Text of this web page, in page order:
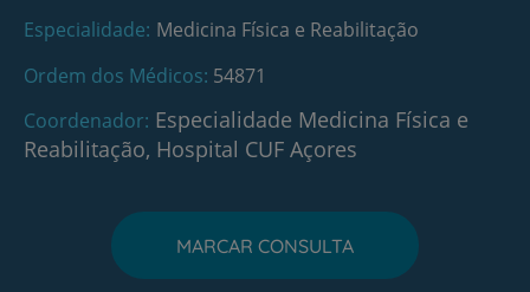
Especialidade Medicina Física e Reabilitação
Ordem dos Médicos 54871
Coordenador Especialidade Medicina Física e
Reabilitação, Hospital CUF Açores
MARCAR CONSULTA